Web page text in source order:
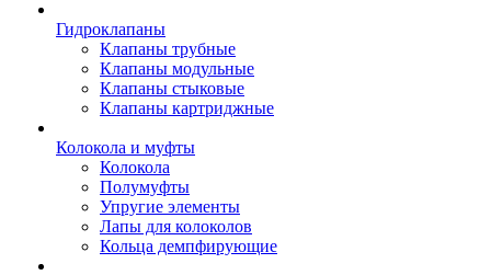
Гидроклапаны
Клапаны трубные
Клапаны модульные
Клапаны стыковые
Клапаны картриджные
Колокола и муфты
Колокола
Полумуфты
Упругие элементы
Лапы для колоколов
Кольца демпфирующие